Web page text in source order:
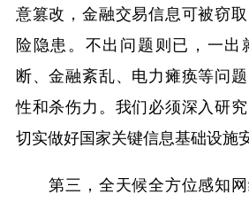
意篡改，金融交易信息可被窃
险隐患。不出问题则已，一出
断、金融紊乱、电力瘫痪等问
性和杀伤力。我们必须深入研
切实做好国家关键信息基础设施
第三，全天候全方位感知网